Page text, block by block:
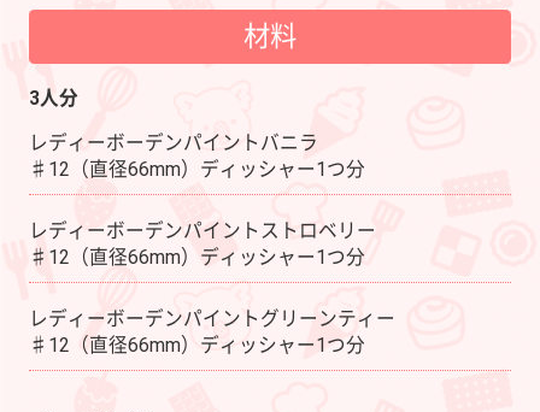
材料
3人分
レディーボーデンパイントバニラ
♯12（直径66mm）ディッシャー1つ分
レディーボーデンパイントストロベリー
♯12（直径66mm）ディッシャー1つ分
レディーボーデンパイントグリーンティー
♯12（直径66mm）ディッシャー1つ分